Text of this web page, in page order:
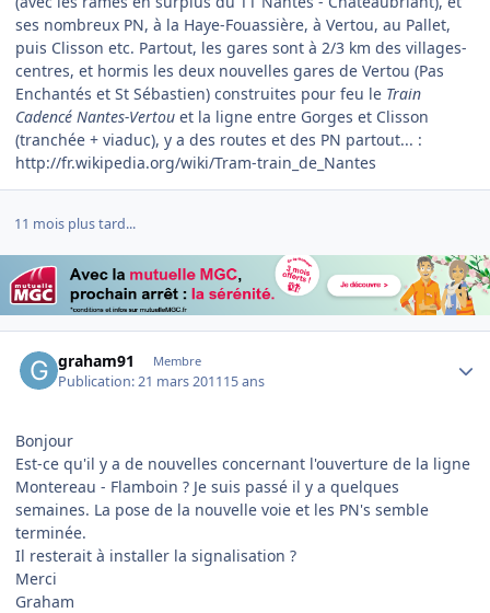
ses nombreux PN, à la Haye-Fouassière, à Vertou, au Pallet,
puis Clisson etc. Partout, les gares sont à 2/3 km des villages-
centres, et hormis les deux nouvelles gares de Vertou (Pas
Enchantés et St Sébastien) construites pour feu le Train
Cadencé Nantes-Vertou et la ligne entre Gorges et Clisson
(tranchée + viaduc), y a des routes et des PN partout... :
http://fr.wikipedia.org/wiki/Tram-train_de_Nantes
11 mois plus tard...
graham91 Membre
Publication:21 mars 201115 ans
Bonjour
Est-ce qu'il y a de nouvelles concernant l'ouverture de la ligne
Montereau - Flamboin ? Je suis passé il y a quelques
semaines. La pose de la nouvelle voie et les PN's semble
terminée.
Il resterait à installer la signalisation ?
Merci
Graham